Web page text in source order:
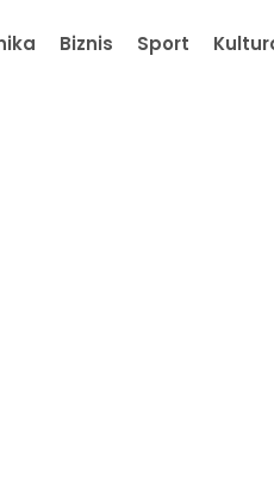
Biznis Sport